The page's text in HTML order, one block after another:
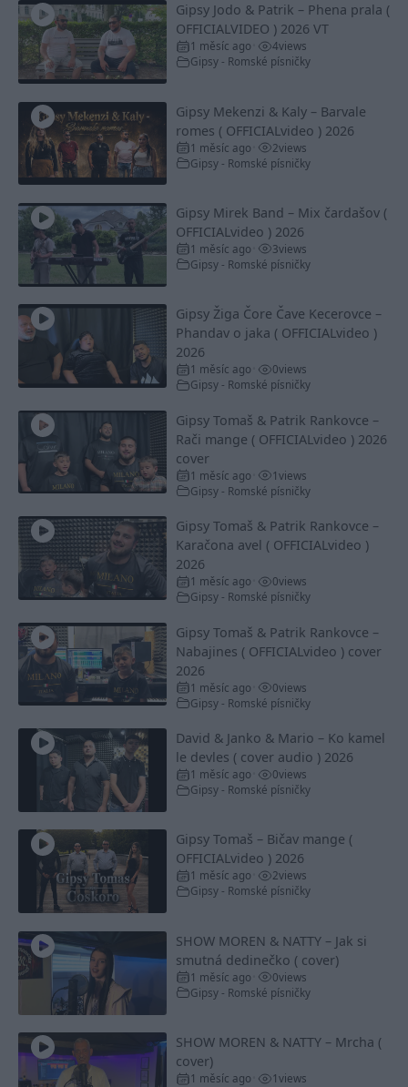
Gipsy Jodo & Patrik – Phena prala (
OFFICIALVIDEO ) 2026 VT
1 měsíc ago 4views
Gipsy - Romské písničky
Gipsy Mekenzi & Kaly – Barvale
romes ( OFFICIALvideo ) 2026
1 měsíc ago 2views
Gipsy - Romské písničky
Gipsy Mirek Band – Mix čardašov (
OFFICIALvideo ) 2026
1 měsíc ago 3views
Gipsy - Romské písničky
Gipsy Žiga Čore Čave Kecerovce –
Phandav o jaka ( OFFICIALvideo )
2026
1 měsíc ago 0views
Gipsy - Romské písničky
Gipsy Tomaš & Patrik Rankovce –
Rači mange ( OFFICIALvideo ) 2026
cover
1 měsíc ago 1views
Gipsy - Romské písničky
Gipsy Tomaš & Patrik Rankovce –
Karačona avel ( OFFICIALvideo )
2026
1 měsíc ago 0views
Gipsy - Romské písničky
Gipsy Tomaš & Patrik Rankovce –
Nabajines ( OFFICIALvideo ) cover
2026
1 měsíc ago 0views
Gipsy - Romské písničky
David & Janko & Mario – Ko kamel
le devles ( cover audio ) 2026
1 měsíc ago 0views
Gipsy - Romské písničky
Gipsy Tomaš – Bičav mange (
OFFICIALvideo ) 2026
1 měsíc ago 2views
Gipsy - Romské písničky
SHOW MOREN & NATTY – Jak si
smutná dedinečko ( cover)
1 měsíc ago 0views
Gipsy - Romské písničky
SHOW MOREN & NATTY – Mrcha (
cover)
1 měsíc ago 1views